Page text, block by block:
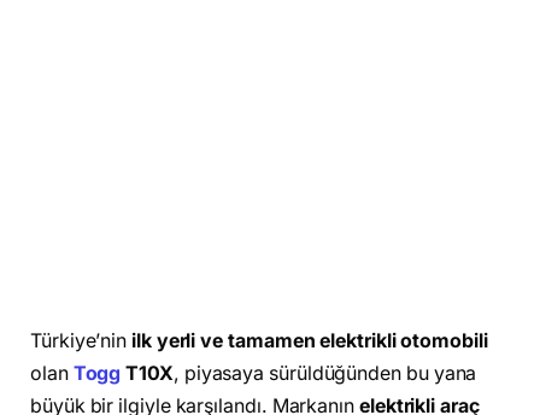
Türkiye’nin ilk yerli ve tamamen elektrikli otomobili
olan Togg T10X, piyasaya sürüldüğünden bu yana
büyük bir ilgiyle karşılandı. Markanın elektrikli araç